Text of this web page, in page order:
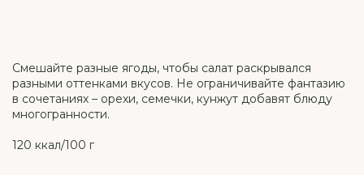
Смешайте разные ягоды, чтобы салат раскрывался
разными оттенками вкусов. Не ограничивайте фантазию
в сочетаниях – орехи, семечки, кунжут добавят блюду
многогранности.
120 ккал/100 г